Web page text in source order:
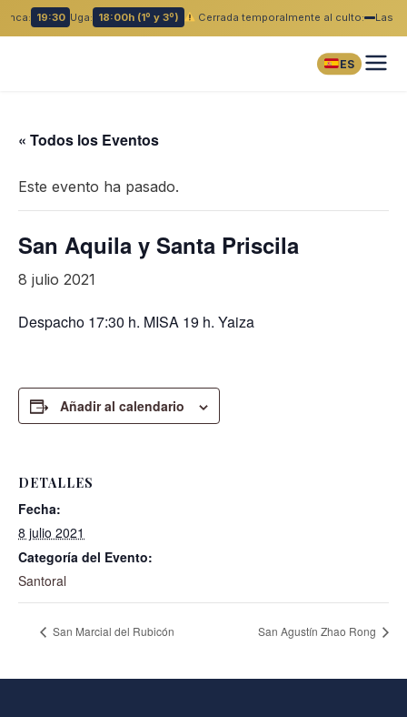
19:30 Uga: 18:00h (1º y 3º) Cerrada temporalmente al culto: Las
ES
« Todos los Eventos
Este evento ha pasado.
San Aquila y Santa Priscila
8 julio 2021
Despacho 17:30 h. MISA 19 h. Yaiza
Añadir al calendario
DETALLES
Fecha:
8 julio 2021
Categoría del Evento:
Santoral
San Marcial del Rubicón San Agustín Zhao Rong